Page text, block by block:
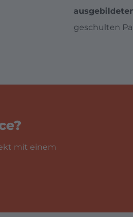
geschulten
mit einem